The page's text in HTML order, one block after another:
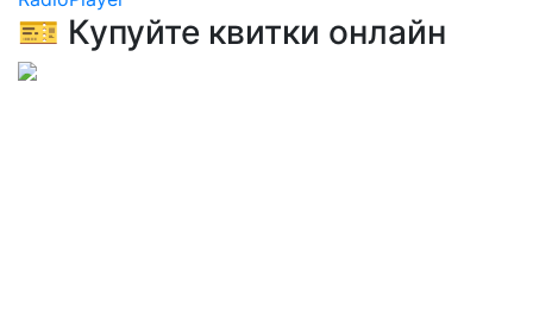
🎫 Купуйте квитки онлайн